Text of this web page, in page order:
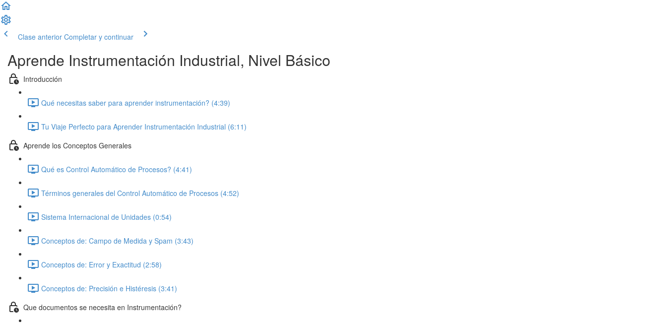
Clase anterior Completar y continuar
Aprende Instrumentación Industrial, Nivel Básico
Introducción
Qué necesitas saber para aprender instrumentación? (4:39)
Tu Viaje Perfecto para Aprender Instrumentación Industrial (6:11)
Aprende los Conceptos Generales
Qué es Control Automático de Procesos? (4:41)
Términos generales del Control Automático de Procesos (4:52)
Sistema Internacional de Unidades (0:54)
Conceptos de: Campo de Medida y Spam (3:43)
Conceptos de: Error y Exactitud (2:58)
Conceptos de: Precisión e Histéresis (3:41)
Que documentos se necesita en Instrumentación?